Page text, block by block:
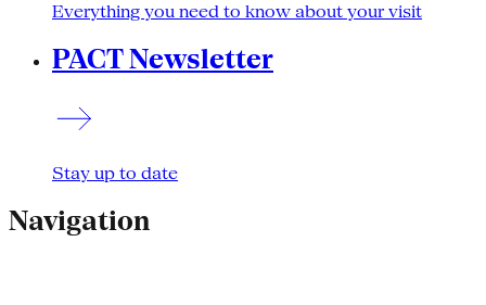
Everything you need to know about your visit
PACT Newsletter
Stay up to date
Navigation